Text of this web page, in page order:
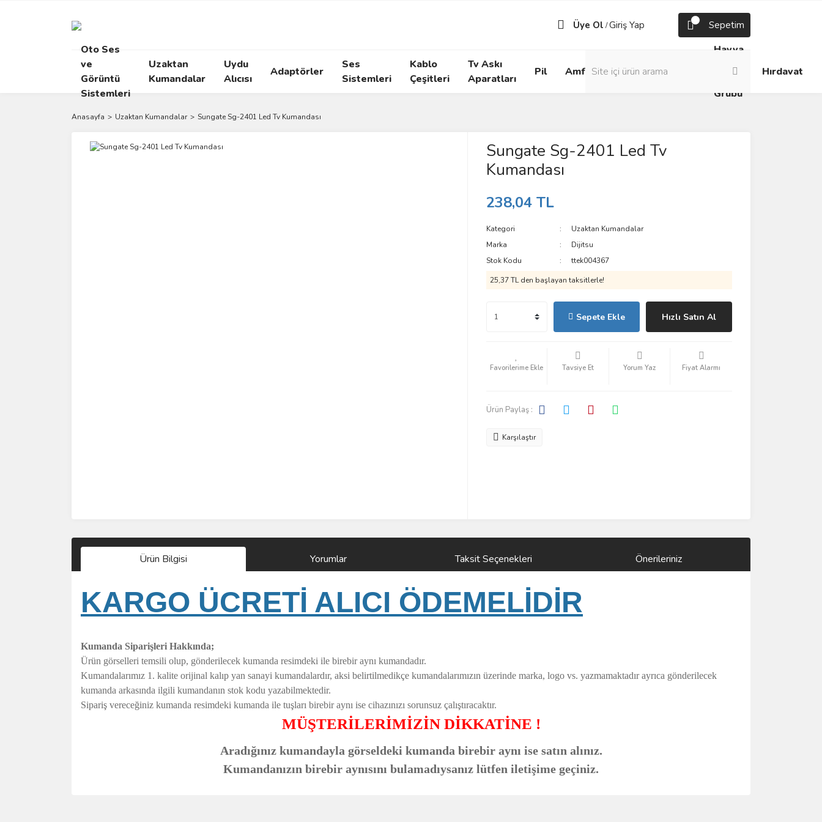
Üye Ol /Giriş Yap Sepetim
Oto Ses
ve
Görüntü
Sistemleri
Uzaktan
Kumandalar
Uydu
Alıcısı
Adaptörler
Ses
Sistemleri
Kablo
Çeşitleri
Tv Askı
Aparatları
Pil Amfi
Box
Prizler
Havya
Lehim
Grubu
Hırdavat
Anasayfa Uzaktan Kumandalar Sungate Sg-2401 Led Tv Kumandası
Sungate Sg-2401 Led Tv
Kumandası
238,04 TL
Kategori
Uzaktan Kumandalar
Marka
Dijitsu
Stok Kodu
ttek004367
25,37 TL den başlayan taksitlerle!
Sepete Ekle Hızlı Satın Al
Tavsiye Et Yorum Yaz Fiyat Alarmı
Ürün Paylaş :
Karşılaştır
Ürün Bilgisi Yorumlar Taksit Seçenekleri Önerileriniz
KARGO ÜCRETİ ALICI ÖDEMELİDİR
Kumanda Siparişleri Hakkında;
Ürün görselleri temsili olup, gönderilecek kumanda resimdeki ile birebir aynı kumandadır.
Kumandalarımız 1. kalite orijinal kalıp yan sanayi kumandalardır, aksi belirtilmedikçe kumandalarımızın üzerinde marka, logo vs. yazmamaktadır ayrıca gönderilecek
kumanda arkasında ilgili kumandanın stok kodu yazabilmektedir.
Sipariş vereceğiniz kumanda resimdeki kumanda ile tuşları birebir aynı ise cihazınızı sorunsuz çalıştıracaktır.
MÜŞTERİLERİMİZİN DİKKATİNE !
Aradığınız kumandayla görseldeki kumanda birebir aynı ise satın alınız.
Kumandanızın birebir aynısını bulamadıysanız lütfen iletişime geçiniz.